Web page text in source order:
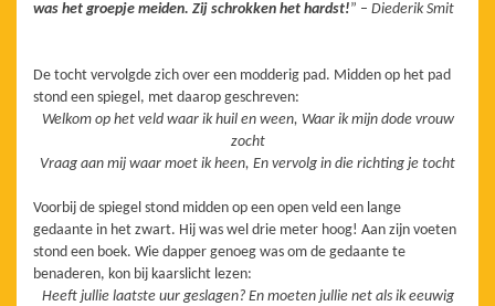
was het groepje meiden. Zij schrokken het hardst!” – Diederik Smit
De tocht vervolgde zich over een modderig pad. Midden op het pad
stond een spiegel, met daarop geschreven:
Welkom op het veld waar ik huil en ween, Waar ik mijn dode vrouw
zocht
Vraag aan mij waar moet ik heen, En vervolg in die richting je tocht
Voorbij de spiegel stond midden op een open veld een lange
gedaante in het zwart. Hij was wel drie meter hoog! Aan zijn voeten
stond een boek. Wie dapper genoeg was om de gedaante te
benaderen, kon bij kaarslicht lezen:
Heeft jullie laatste uur geslagen? En moeten jullie net als ik eeuwig